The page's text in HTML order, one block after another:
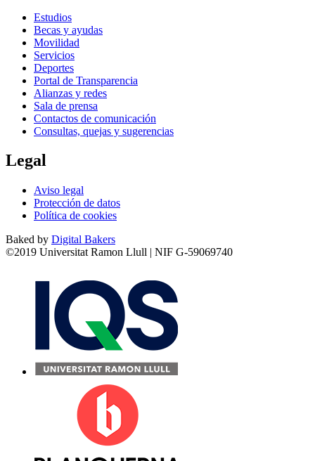
Estudios
Becas y ayudas
Movilidad
Servicios
Deportes
Portal de Transparencia
Alianzas y redes
Sala de prensa
Contactos de comunicación
Consultas, quejas y sugerencias
Legal
Aviso legal
Protección de datos
Política de cookies
Baked by Digital Bakers
©2019 Universitat Ramon Llull | NIF G-59069740